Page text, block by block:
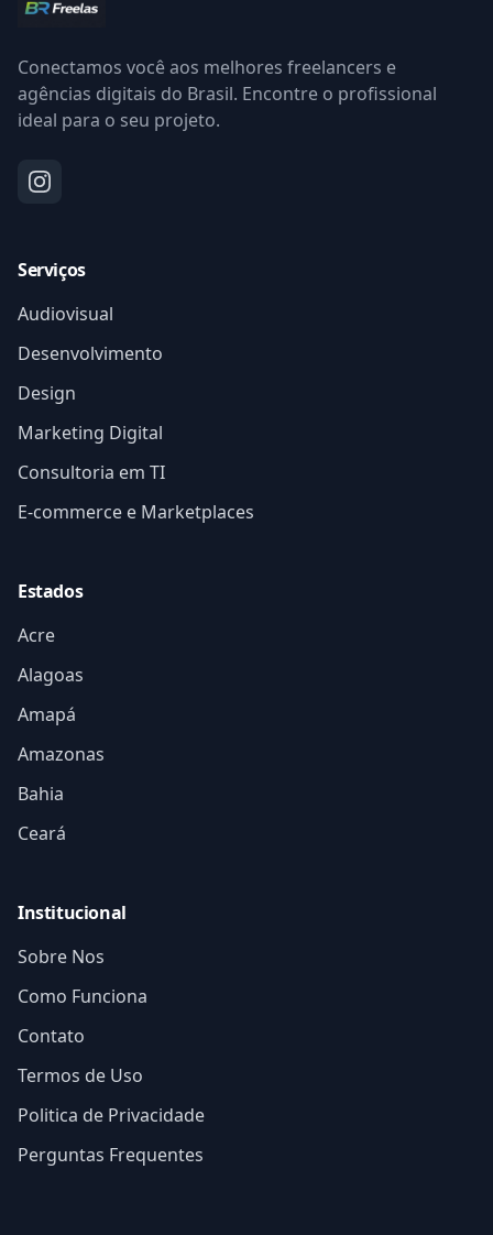
Conectamos você aos melhores freelancers e
agências digitais do Brasil. Encontre o profissional
ideal para o seu projeto.
Serviços
Audiovisual
Desenvolvimento
Design
Marketing Digital
Consultoria em TI
E-commerce e Marketplaces
Estados
Acre
Alagoas
Amapá
Amazonas
Bahia
Ceará
Institucional
Sobre Nos
Como Funciona
Contato
Termos de Uso
Politica de Privacidade
Perguntas Frequentes